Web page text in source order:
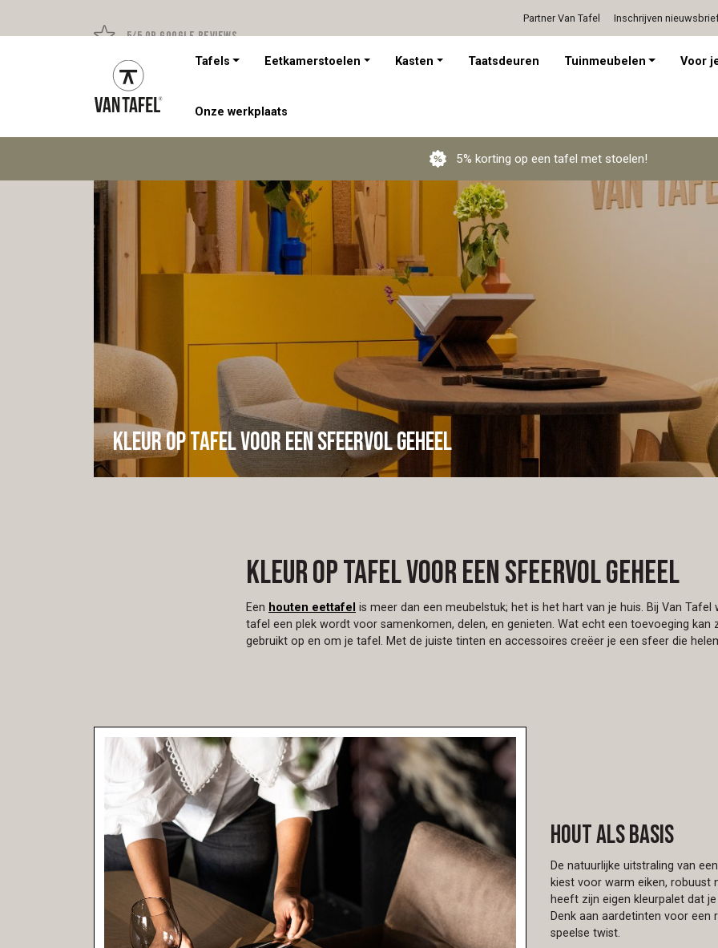
5/5 op Google Reviews Persoonlijk advies op afspraak
Partner Van Tafel Inschrijven
Tafels Eetkamerstoelen Kasten Taatsdeuren Tuinmeubelen Voor
Onze werkplaats
5% korting op een tafel met stoelen!
Kleur op tafel voor een sfeervol geheel
Kleur op tafel voor een sfeervol geheel
Een houten eettafel is meer dan een meubelstuk; het is het hart van je huis. Bij Van Tafel
tafel een plek wordt voor samenkomen, delen, en genieten. Wat echt een toevoeging kan
gebruikt op en om je tafel. Met de juiste tinten en accessoires creëer je een sfeer die
Hout als basis
De natuurlijke uitstraling van
kiest voor warm eiken,
heeft zijn eigen kleurpalet dat
Denk aan aardetinten voor
speelse twist.